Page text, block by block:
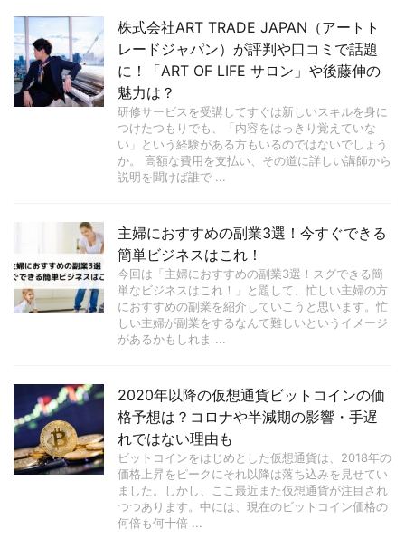
株式会社ART TRADE JAPAN（アートト
レードジャパン）が評判や口コミで話題
に！「ART OF LIFE サロン」や後藤伸の
魅力は？
研修サービスを受講してすぐは新しいスキルを身に
つけたつもりでも、「内容をはっきり覚えていな
い」という経験がある方もいるのではないでしょう
か。 高額な費用を支払い、その道に詳しい講師から
説明を聞けば誰で ...
主婦におすすめの副業3選！今すぐできる
簡単ビジネスはこれ！
今回は「主婦におすすめの副業3選！スグできる簡
単なビジネスはこれ！」と題して、忙しい主婦の方
におすすめの副業を紹介していこうと思います。忙
しい主婦が副業をするなんて難しいというイメージ
があるかもしれま ...
2020年以降の仮想通貨ビットコインの価
格予想は？コロナや半減期の影響・手遅
れではない理由も
ビットコインをはじめとした仮想通貨は、2018年の
価格上昇をピークにそれ以降は落ち込みを見せてい
ました。しかし、ここ最近また仮想通貨が注目され
つつあります。中には、現在のビットコイン価格の
何倍も何十倍 ...